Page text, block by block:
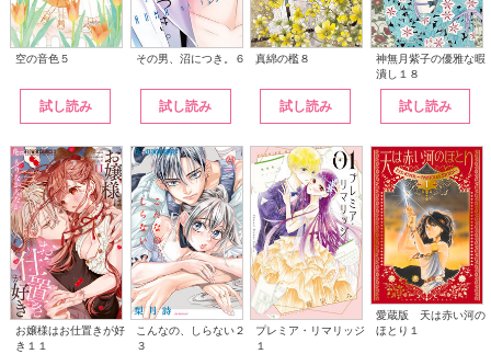
空の音色５
試し読み
その男、沼につき。６
試し読み
真綿の檻８
試し読み
神無月紫子の優雅な暇
潰し１８
試し読み
お嬢様はお仕置きが好
き１１
こんなの、しらない２
３
プレミア・リマリッジ
１
愛蔵版 天は赤い河の
ほとり１